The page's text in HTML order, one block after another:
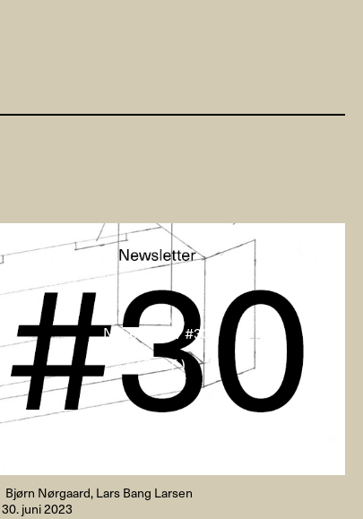
Nyhedsbrev #30
( TEKST )
Bjørn Nørgaard, Lars Bang Larsen
30. juni 2023